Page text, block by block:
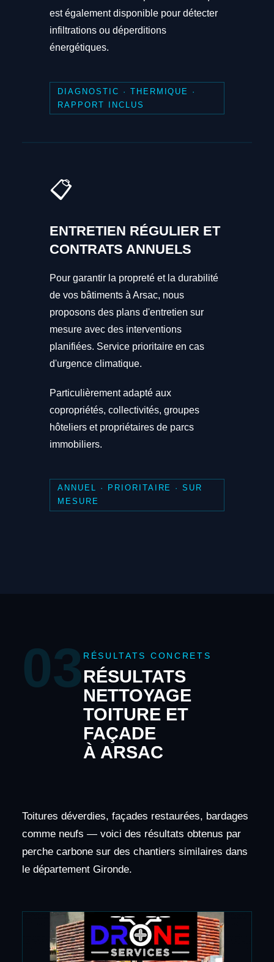
est également disponible pour détecter
infiltrations ou déperditions
énergétiques.
DIAGNOSTIC · THERMIQUE ·
RAPPORT INCLUS
📋
ENTRETIEN RÉGULIER ET
CONTRATS ANNUELS
Pour garantir la propreté et la durabilité
de vos bâtiments à Arsac, nous
proposons des plans d'entretien sur
mesure avec des interventions
planifiées. Service prioritaire en cas
d'urgence climatique.
Particulièrement adapté aux
copropriétés, collectivités, groupes
hôteliers et propriétaires de parcs
immobiliers.
ANNUEL · PRIORITAIRE · SUR
MESURE
03 RÉSULTATS CONCRETS
RÉSULTATS
NETTOYAGE
TOITURE ET
FAÇADE
À ARSAC
Toitures déverdies, façades restaurées, bardages
comme neufs — voici des résultats obtenus par
perche carbone sur des chantiers similaires dans
le département Gironde.